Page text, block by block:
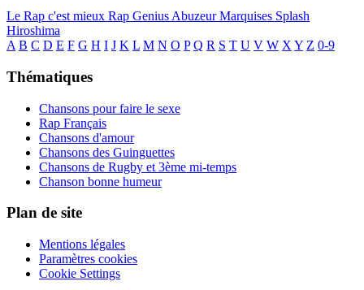
Le Rap c'est mieux Rap Genius AbuzeurMarquises Splash
Hiroshima
A B C D E F G H I J K L M N O P Q R S T U V W X Y Z 0-9
Thématiques
Chansons pour faire le sexe
Rap Français
Chansons d'amour
Chansons des Guinguettes
Chansons de Rugby et 3ème mi-temps
Chanson bonne humeur
Plan de site
Mentions légales
Paramètres cookies
Cookie Settings